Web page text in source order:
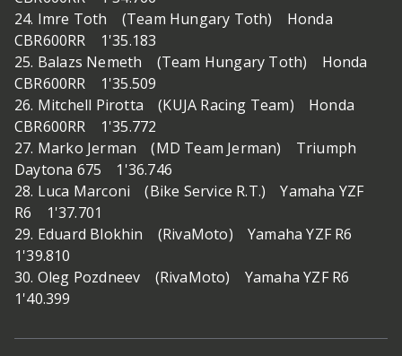
24. Imre Toth (Team Hungary Toth) Honda
CBR600RR 1'35.183
25. Balazs Nemeth (Team Hungary Toth) Honda
CBR600RR 1'35.509
26. Mitchell Pirotta (KUJA Racing Team) Honda
CBR600RR 1'35.772
27. Marko Jerman (MD Team Jerman) Triumph
Daytona 675 1'36.746
28. Luca Marconi (Bike Service R.T.) Yamaha YZF
R6 1'37.701
29. Eduard Blokhin (RivaMoto) Yamaha YZF R6
1'39.810
30. Oleg Pozdneev (RivaMoto) Yamaha YZF R6
1'40.399